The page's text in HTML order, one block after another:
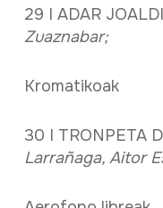
29 I ADAR
Zuaznabar;
Kromatikoak
30 I TRONPETA
Larrañaga, Aitor